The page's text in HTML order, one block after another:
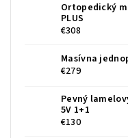
Ortopedický
PLUS
€308
Masívna
€279
Pevný
5V 1+1
€130